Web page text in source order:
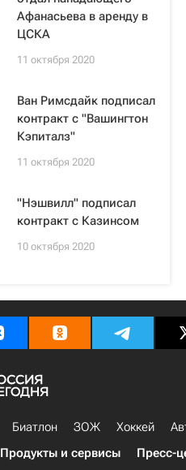
Афанасьева в аренду в
ЦСКА
11 октября 2020
Ван Римсдайк подписал
контракт с "Вашингтон
Кэпиталз"
11 октября 2020
"Нэшвилл" подписал
контракт с Казинсом
10 октября 2020
Биатлон ЗОЖ Хоккей
Продукты и сервисы Пресс-